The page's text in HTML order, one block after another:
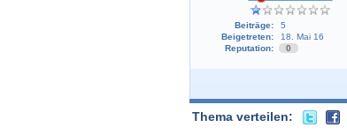
Beiträge:
5
Beigetreten:
18. Mai 16
Reputation:
0
Thema verteilen: